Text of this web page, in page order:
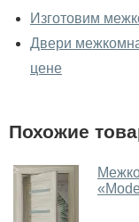
Да, можно
дверей.
Изготовим
Двери
цене
Похожие